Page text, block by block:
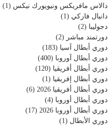
دالاس مافريكس ونيويورك نيكس (1)
دانيال فاركي (1)
دجوليبا (2)
دورتمند مباشر (2)
دوري أبطال آسيا (183)
دوري أبطال آوروبا (400)
دوري أبطال أفريقيا (120)
دوري أبطال إفريقيا (1)
دوري أبطال أفريقيا 2026
(6)
دوري أبطال أوروبا (4)
دوري أبطال أوروبا 2026
(17)
دوري الأبطال (1)